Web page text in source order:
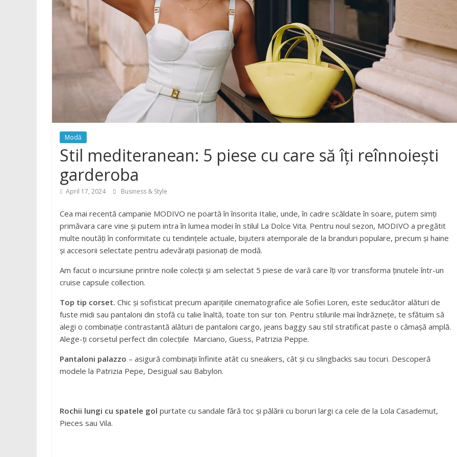
Modă
Stil mediteranean: 5 piese cu care să îți reînnoiești
garderoba
April 17, 2024 Business & Style
Cea mai recentă campanie MODIVO ne poartă în însorita Italie, unde, în cadre scăldate în soare, putem simți
primăvara care vine și putem intra în lumea modei în stilul La Dolce Vita. Pentru noul sezon, MODIVO a pregătit
multe noutăți în conformitate cu tendințele actuale, bijuterii atemporale de la branduri populare, precum și haine
și accesorii selectate pentru adevărații pasionați de modă.
Am facut o incursiune printre noile colecții și am selectat 5 piese de vară care îți vor transforma ținutele într-un
cruise capsule collection.
Top tip corset. Chic și sofisticat precum aparițiile cinematografice ale Sofiei Loren, este seducător alături de
fuste midi sau pantaloni din stofă cu talie înaltă, toate ton sur ton. Pentru stilurile mai îndrăznețe, te sfătuim să
alegi o combinație contrastantă alături de pantaloni cargo, jeans baggy sau stil stratificat paste o cămașă amplă.
Alege-ți corsetul perfect din colecțiile Marciano, Guess, Patrizia Peppe.
Pantaloni palazzo – asigură combinații înfinite atât cu sneakers, cât și cu slingbacks sau tocuri. Descoperă
modele la Patrizia Pepe, Desigual sau Babylon.
Rochii lungi cu spatele gol purtate cu sandale fără toc și pălării cu boruri largi ca cele de la Lola Casademut,
Pieces sau Vila.